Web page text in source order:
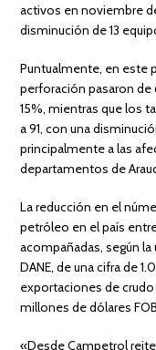
activos en noviembre
disminución de 13
Puntualmente, en este
perforación pasaron de
15%, mientras que los
a 91, con una
principalmente a las
departamentos de
La reducción en el
petróleo en el país
acompañadas, según
DANE, de una cifra de
exportaciones de
millones de dólares
«Desde Campetrol